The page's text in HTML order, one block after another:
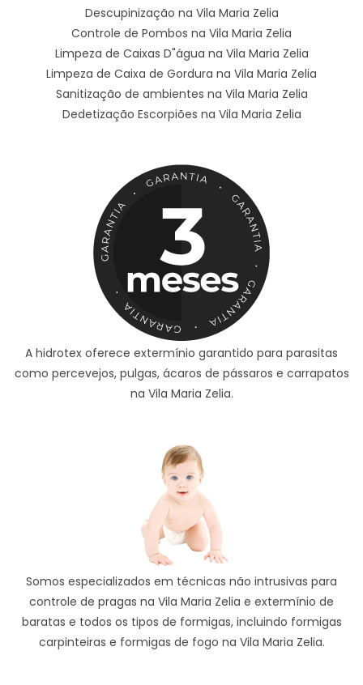
Descupinização na Vila Maria Zelia
Controle de Pombos na Vila Maria Zelia
Limpeza de Caixas D"água na Vila Maria Zelia
Limpeza de Caixa de Gordura na Vila Maria Zelia
Sanitização de ambientes na Vila Maria Zelia
Dedetização Escorpiões na Vila Maria Zelia
A hidrotex oferece extermínio garantido para parasitas
como percevejos, pulgas, ácaros de pássaros e carrapatos
na Vila Maria Zelia.
Somos especializados em técnicas não intrusivas para
controle de pragas na Vila Maria Zelia e extermínio de
baratas e todos os tipos de formigas, incluindo formigas
carpinteiras e formigas de fogo na Vila Maria Zelia.